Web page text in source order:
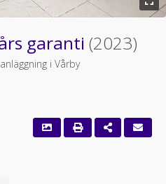
garanti (2023)
i Vårby